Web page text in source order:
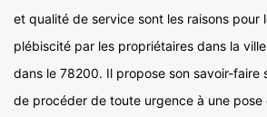
et qualité de service sont les raisons pour
plébiscité par les propriétaires dans la
dans le 78200. Il propose son savoir-faire
de procéder de toute urgence à une